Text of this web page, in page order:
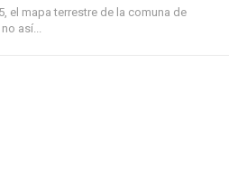
el mapa terrestre de la comuna de
así...